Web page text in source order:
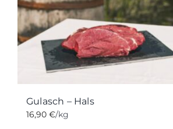
Gulasch – Hals
16,90 €/kg